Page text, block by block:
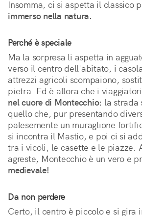
immerso nella natura.
Perché è speciale
Ma la sorpresa li aspetta in
verso il centro dell'abitato, i
attrezzi agricoli scompaiono,
nel cuore di Montecchio: la strada
quello che, pur presentando
palesemente un muraglione
si incontra il Mastio, e poi ci si
tra i vicoli, le casette e le piazze.
agreste, Montecchio è un vero e
medievale!
Da non perdere
Certo, il centro è piccolo e si gira